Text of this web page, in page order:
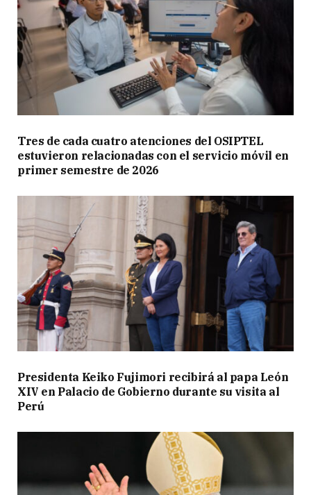
Tres de cada cuatro atenciones del OSIPTEL
estuvieron relacionadas con el servicio móvil en
primer semestre de 2026
Presidenta Keiko Fujimori recibirá al papa León
XIV en Palacio de Gobierno durante su visita al
Perú